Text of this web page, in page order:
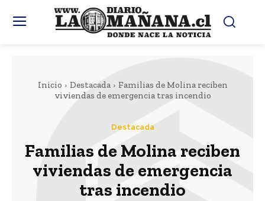
Inicio Destacada
Familias de Molina reciben
viviendas de emergencia tras incendio
Destacada
Familias de Molina reciben
viviendas de emergencia
tras incendio